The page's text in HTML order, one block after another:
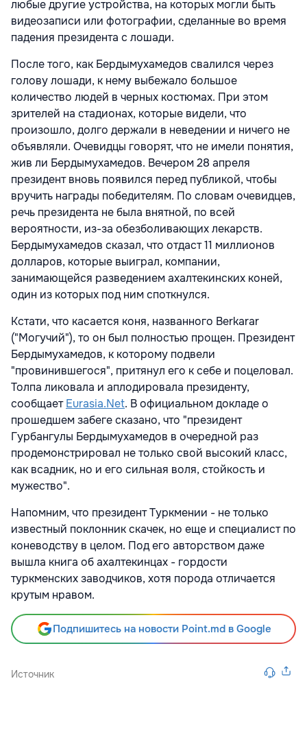
любые другие устройства, на которых могли быть
видеозаписи или фотографии, сделанные во время
падения президента с лошади.
После того, как Бердымухамедов свалился через
голову лошади, к нему выбежало большое
количество людей в черных костюмах. При этом
зрителей на стадионах, которые видели, что
произошло, долго держали в неведении и ничего не
объявляли. Очевидцы говорят, что не имели понятия,
жив ли Бердымухамедов. Вечером 28 апреля
президент вновь появился перед публикой, чтобы
вручить награды победителям. По словам очевидцев,
речь президента не была внятной, по всей
вероятности, из-за обезболивающих лекарств.
Бердымухамедов сказал, что отдаст 11 миллионов
долларов, которые выиграл, компании,
занимающейся разведением ахалтекинских коней,
один из которых под ним споткнулся.
Кстати, что касается коня, названного Berkarar
("Могучий"), то он был полностью прощен. Президент
Бердымухамедов, к которому подвели
"провинившегося", притянул его к себе и поцеловал.
Толпа ликовала и аплодировала президенту,
сообщаетEurasia.Net. В официальном докладе о
прошедшем забеге сказано, что "президент
Гурбангулы Бердымухамедов в очередной раз
продемонстрировал не только свой высокий класс,
как всадник, но и его сильная воля, стойкость и
мужество".
Напомним, что президент Туркмении - не только
известный поклонник скачек, но еще и специалист по
коневодству в целом. Под его авторством даже
вышла книга об ахалтекинцах - гордости
туркменских заводчиков, хотя порода отличается
крутым нравом.
Подпишитесь на новости Point.md в Google
Источник